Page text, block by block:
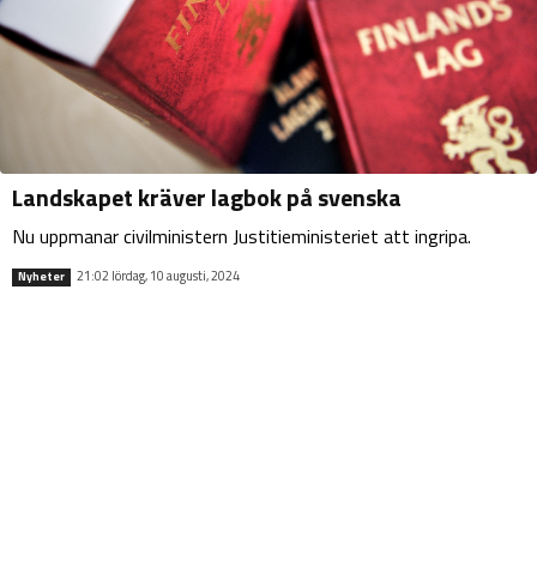
Landskapet kräver lagbok på svenska
Nu uppmanar civilministern Justitieministeriet att ingripa.
Nyheter 21:02 lördag, 10 augusti, 2024